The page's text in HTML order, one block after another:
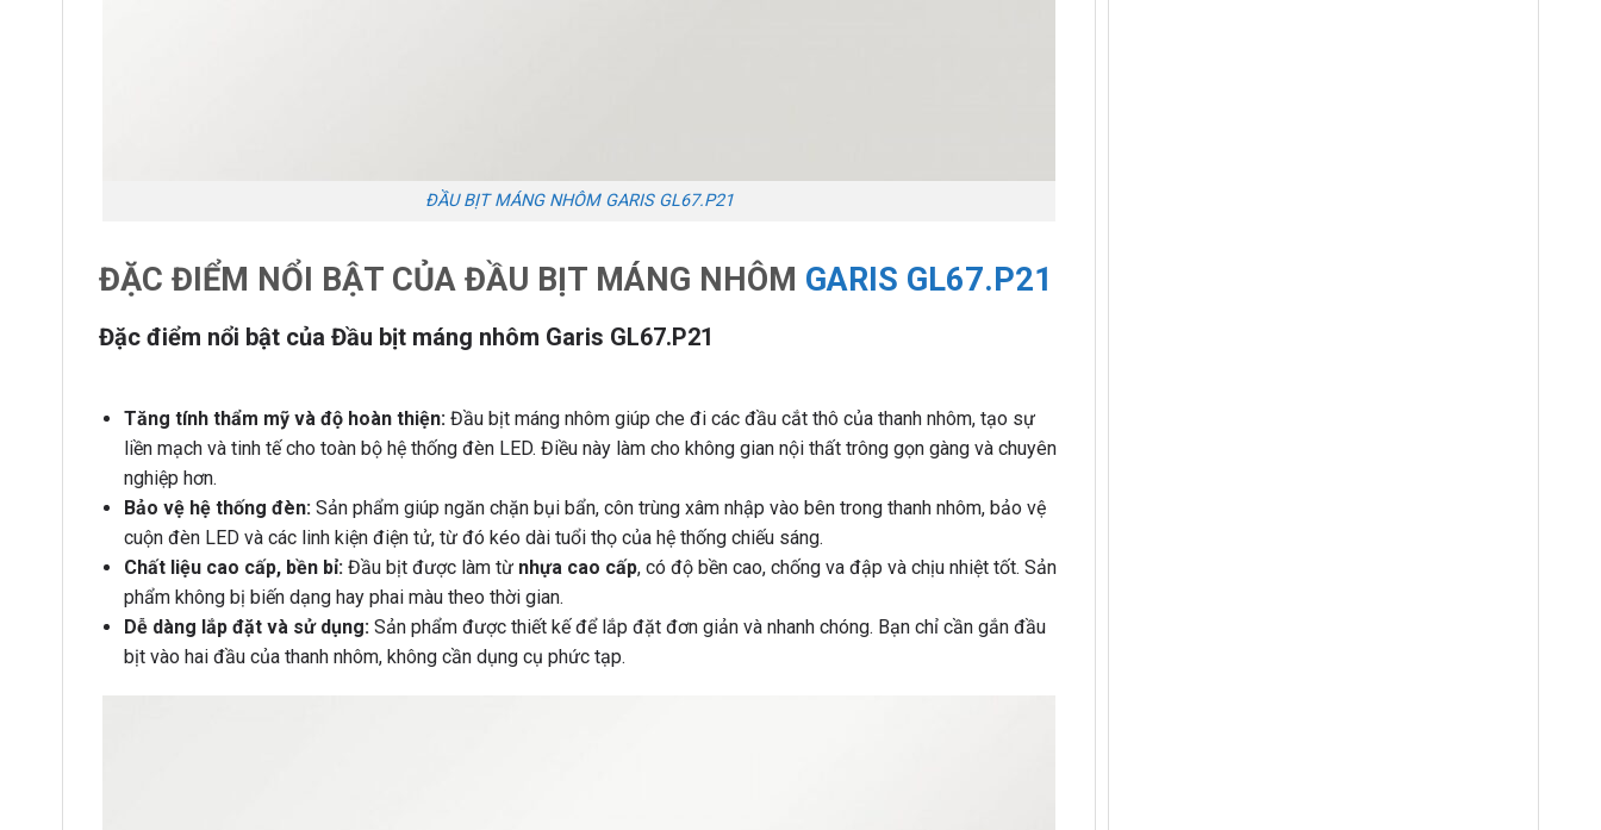
ĐẦU BỊT MÁNG NHÔM GARIS GL67.P21
ĐẶC ĐIỂM NỔI BẬT CỦA ĐẦU BỊT MÁNG NHÔM GARIS GL67.P21
Đặc điểm nổi bật của Đầu bịt máng nhôm Garis GL67.P21
Tăng tính thẩm mỹ và độ hoàn thiện:Đầu bịt máng nhôm giúp che đi các đầu cắt thô của thanh nhôm, tạo sự
liền mạch và tinh tế cho toàn bộ hệ thống đèn LED. Điều này làm cho không gian nội thất trông gọn gàng và chuyên
nghiệp hơn.
Bảo vệ hệ thống đèn:Sản phẩm giúp ngăn chặn bụi bẩn, côn trùng xâm nhập vào bên trong thanh nhôm, bảo vệ
cuộn đèn LED và các linh kiện điện tử, từ đó kéo dài tuổi thọ của hệ thống chiếu sáng.
Chất liệu cao cấp, bền bỉ:Đầu bịt được làm từ nhựa cao cấp, có độ bền cao, chống va đập và chịu nhiệt tốt. Sản
phẩm không bị biến dạng hay phai màu theo thời gian.
Dễ dàng lắp đặt và sử dụng:Sản phẩm được thiết kế để lắp đặt đơn giản và nhanh chóng. Bạn chỉ cần gắn đầu
bịt vào hai đầu của thanh nhôm, không cần dụng cụ phức tạp.